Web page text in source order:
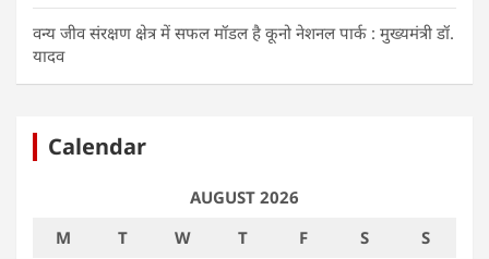
वन्य जीव संरक्षण क्षेत्र में सफल मॉडल है कूनो नेशनल पार्क : मुख्यमंत्री डॉ.
यादव
Calendar
AUGUST 2026
M
T W T F S
S